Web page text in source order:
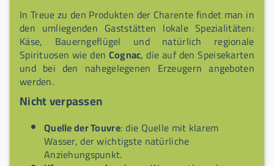
In Treue zu den Produkten der Charente findet man in
den umliegenden Gaststätten lokale Spezialitäten:
Käse, Bauerngeflügel und natürlich regionale
Spirituosen wie den Cognac, die auf den Speisekarten
und bei den nahegelegenen Erzeugern angeboten
werden.
Nicht verpassen
Quelle der Touvre: die Quelle mit klarem
Wasser, der wichtigste natürliche
Anziehungspunkt.